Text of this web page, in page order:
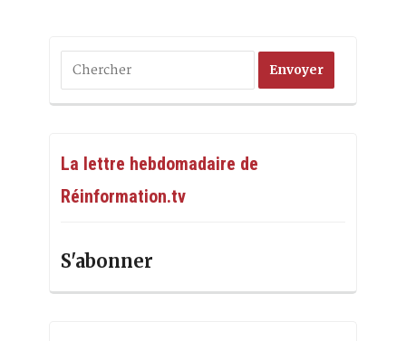
La lettre hebdomadaire de
Réinformation.tv
S'abonner